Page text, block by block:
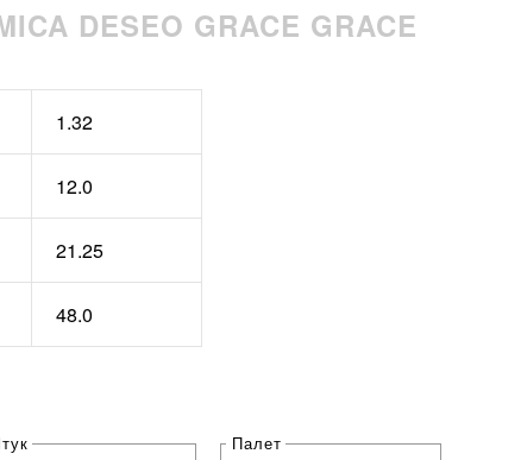
DESEO GRACE GRACE
1.32
12.0
21.25
48.0
Палет